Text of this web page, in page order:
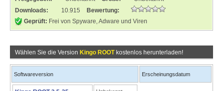
Downloads:
10.915
Bewertung:
Geprüft: Frei von Spyware, Adware und Viren
Wählen Sie die Version Kingo ROOTkostenlos herunterladen!
Softwareversion Erscheinungsdatum